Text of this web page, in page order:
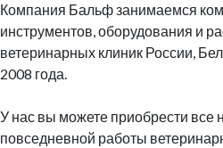
Компания Бальф занимаемся
инструментов, оборудования и
ветеринарных клиник России,
2008 года.
У нас вы можете приобрести все
повседневной работы